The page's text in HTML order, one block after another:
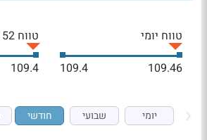
טווח יומי
109.46
109.4
טווח 52 שבועות
109.4
יומי שבועי חודשי